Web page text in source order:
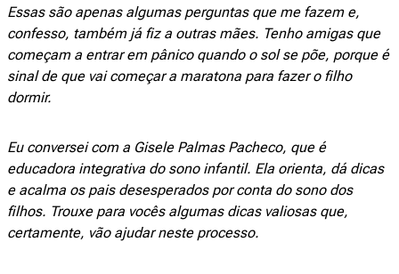
Essas são apenas algumas perguntas que me fazem e,
confesso, também já fiz a outras mães. Tenho amigas que
começam a entrar em pânico quando o sol se põe, porque é
sinal de que vai começar a maratona para fazer o filho
dormir.
Eu conversei com a Gisele Palmas Pacheco, que é
educadora integrativa do sono infantil. Ela orienta, dá dicas
e acalma os pais desesperados por conta do sono dos
filhos. Trouxe para vocês algumas dicas valiosas que,
certamente, vão ajudar neste processo.